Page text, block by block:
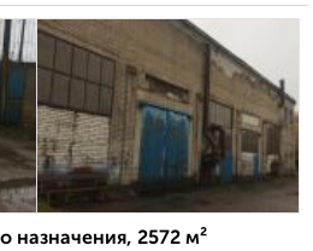
2572 м²